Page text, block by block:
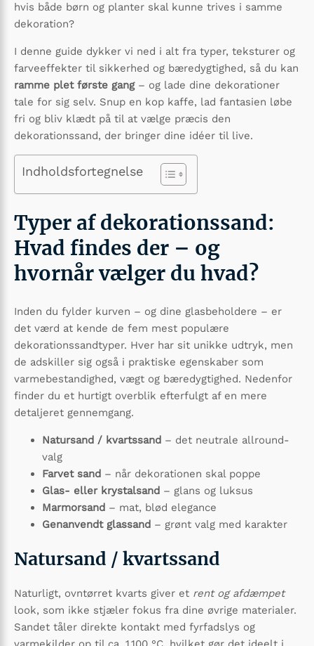
hvis både børn og planter skal kunne trives i samme
dekoration?
I denne guide dykker vi ned i alt fra typer, teksturer og
farve­effekter til sikkerhed og bæredygtighed, så du kan
ramme plet første gang– og lade dine dekorationer
tale for sig selv. Snup en kop kaffe, lad fantasien løbe
fri og bliv klædt på til at vælge præcis den
dekorationssand, der bringer dine idéer til live.
Indholdsfortegnelse
Typer af dekorationssand:
Hvad findes der – og
hvornår vælger du hvad?
Inden du fylder kurven – og dine glasbeholdere – er
det værd at kende de fem mest populære
dekorationssandtyper. Hver har sit unikke udtryk, men
de adskiller sig også i praktiske egenskaber som
varmebestandighed, vægt og bæredygtighed. Nedenfor
finder du et hurtigt overblik efterfulgt af en mere
detaljeret gennemgang.
Natursand / kvartssand – det neutrale allround-
valg
Farvet sand – når dekorationen skal poppe
Glas- eller krystalsand – glans og luksus
Marmorsand – mat, blød elegance
Genanvendt glassand – grønt valg med karakter
Natursand / kvartssand
Naturligt, ovntørret kvarts giver et rent og afdæmpet
look, som ikke stjæler fokus fra dine øvrige materialer.
Sandet tåler direkte kontakt med fyrfadslys og